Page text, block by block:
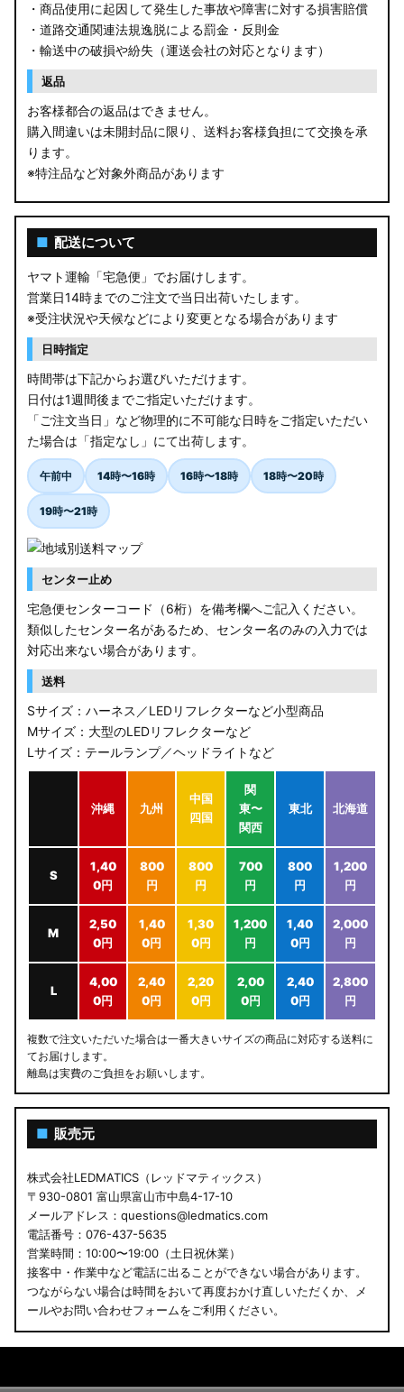
・商品使用に起因して発生した事故や障害に対する損害賠償
・道路交通関連法規逸脱による罰金・反則金
・輸送中の破損や紛失（運送会社の対応となります）
返品
お客様都合の返品はできません。
購入間違いは未開封品に限り、送料お客様負担にて交換を承
ります。
※特注品など対象外商品があります
■ 配送について
ヤマト運輸「宅急便」でお届けします。
営業日14時までのご注文で当日出荷いたします。
※受注状況や天候などにより変更となる場合があります
日時指定
時間帯は下記からお選びいただけます。
日付は1週間後までご指定いただけます。
「ご注文当日」など物理的に不可能な日時をご指定いただい
た場合は「指定なし」にて出荷します。
午前中 14時〜16時 16時〜18時 18時〜20時
19時〜21時
センター止め
宅急便センターコード（6桁）を備考欄へご記入ください。
類似したセンター名があるため、センター名のみの入力では
対応出来ない場合があります。
送料
Sサイズ：ハーネス／LEDリフレクターなど小型商品
Mサイズ：大型のLEDリフレクターなど
Lサイズ：テールランプ／ヘッドライトなど
沖縄 九州
中国
四国
関
東〜
関西
東北 北海道
S
1,40
0円
800
円
800
円
700
円
800
円
1,200
円
M
2,50
0円
1,40
0円
1,30
0円
1,200
円
1,40
0円
2,000
円
L
4,00
0円
2,40
0円
2,20
0円
2,00
0円
2,40
0円
2,800
円
複数で注文いただいた場合は一番大きいサイズの商品に対応する送料に
てお届けします。
離島は実費のご負担をお願いします。
■ 販売元
株式会社LEDMATICS（レッドマティックス）
〒930-0801 富山県富山市中島4-17-10
メールアドレス：questions@ledmatics.com
電話番号：076-437-5635
営業時間：10:00〜19:00（土日祝休業）
接客中・作業中など電話に出ることができない場合があります。
つながらない場合は時間をおいて再度おかけ直しいただくか、メ
ールやお問い合わせフォームをご利用ください。